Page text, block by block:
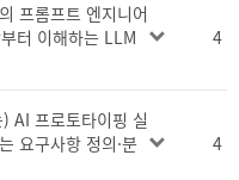
프롬프트 엔지니어
터 이해하는 LLM
4
AI 프로토타이핑 실
요구사항 정의·분
4